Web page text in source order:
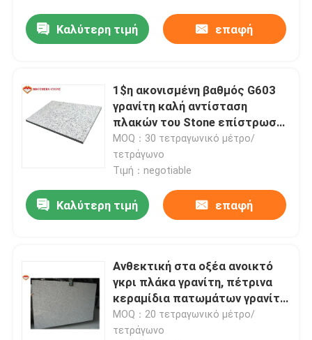
Καλύτερη τιμή επαφή
1$η ακονισμένη βαθμός G603
γρανίτη καλή αντίσταση
πλακών του Stone επίστρωσης
πλακών γκρίζα στη διάβρωση
MOQ：30 τετραγωνικό μέτρο/
τετράγωνο
Τιμή：negotiable
Καλύτερη τιμή επαφή
Ανθεκτική στα οξέα ανοικτό
γκρι πλάκα γρανίτη, πέτρινα
κεραμίδια πατωμάτων γρανίτη
G603
MOQ：20 τετραγωνικό μέτρο/
τετράγωνο